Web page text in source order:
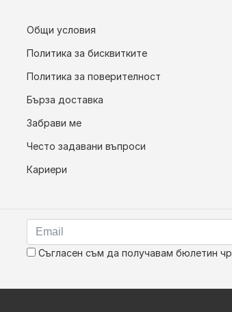
Общи условия
Политика за бисквитките
Политика за поверителност
Бърза доставка
Забрави ме
Често задавани въпроси
Кариери
Съгласен съм да получавам бюлетин